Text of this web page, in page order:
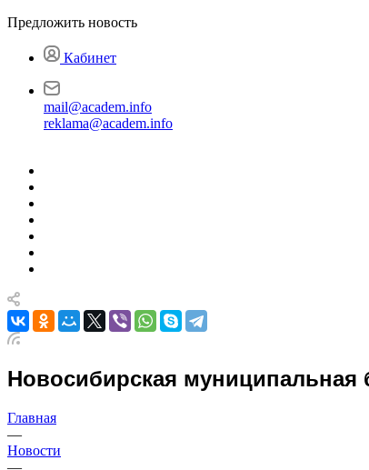
Предложить новость
Кабинет
mail@academ.info
reklama@academ.info
Новосибирская муниципальная
Главная
—
Новости
—